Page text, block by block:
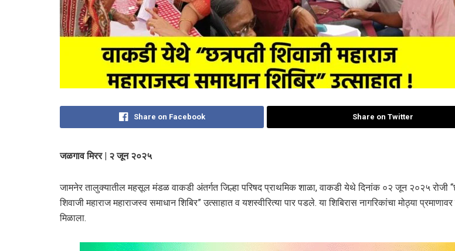
Share on Facebook Share on Twitter
जळगाव मिरर | २ जून २०२५
जामनेर तालुक्यातील महसूल मंडळ वाकडी अंतर्गत जिल्हा परिषद प्राथमिक शाळा, वाकडी येथे दिनांक ०२ जून २०२५ रोजी
शिवाजी महाराज महाराजस्व समाधान शिबिर” उत्साहात व यशस्वीरित्या पार पडले. या शिबिरास नागरिकांचा मोठ्या
मिळाला.